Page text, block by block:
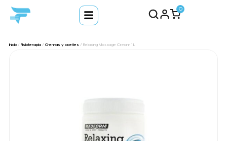
0
Inicio/ Fisioterapia/ Cremas y aceites / Relaxing Massage Cream 1 L